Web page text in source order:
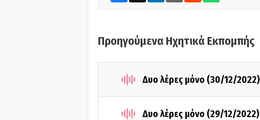
Προηγούμενα Ηχητικά Εκπομπής
Δυο λέρες μόνο (30/12/2022)
Δυο λέρες μόνο (29/12/2022)